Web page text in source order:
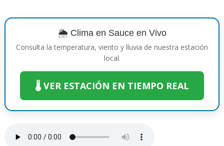
o
k
st A
p
p
n
g
er
Li
n
k
a
m
ar
ti
r
🌦️ Clima en Sauce en Vivo
Consulta la temperatura, viento y lluvia de nuestra estación
local.
🌡️ VER ESTACIÓN EN TIEMPO REAL